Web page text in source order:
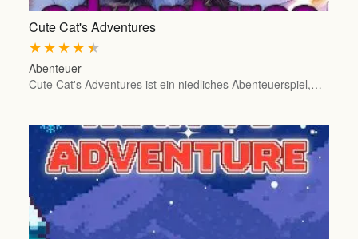
Cute Cat's Adventures
★
★
★
★
★
Abenteuer
Cute Cat's Adventures ist ein niedliches Abenteuerspiel,…